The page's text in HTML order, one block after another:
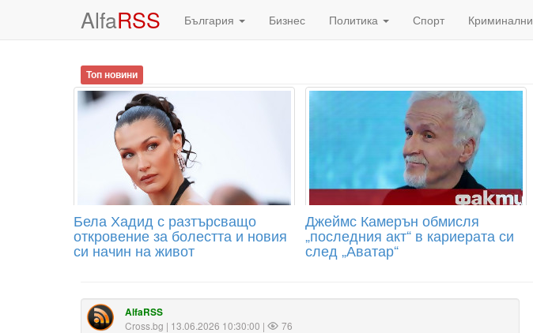
AlfaRSS България Бизнес Политика Спорт Криминални
Топ новини
Бела Хадид с разтърсващо
откровение за болестта и новия
си начин на живот
Джеймс Камерън обмисля
„последния акт“ в кариерата си
след „Аватар“
AlfaRSS
Cross.bg | 13.06.2026 10:30:00 | 76